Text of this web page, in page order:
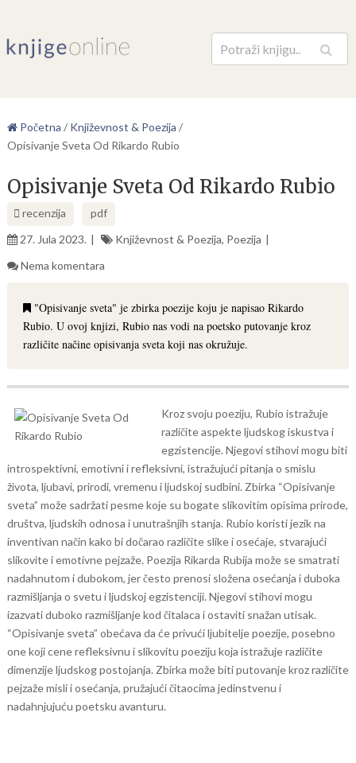
Pretraga
Početna / Književnost & Poezija /
Opisivanje Sveta Od Rikardo Rubio
Opisivanje Sveta Od Rikardo Rubio
recenzija
pdf
27. Jula 2023.
Književnost & Poezija, Poezija
Nema komentara
"Opisivanje sveta" je zbirka poezije koju je napisao Rikardo
Rubio. U ovoj knjizi, Rubio nas vodi na poetsko putovanje kroz
različite načine opisivanja sveta koji nas okružuje.
Kroz svoju poeziju, Rubio istražuje
različite aspekte ljudskog iskustva i
egzistencije. Njegovi stihovi mogu biti
introspektivni, emotivni i refleksivni, istražujući pitanja o smislu
života, ljubavi, prirodi, vremenu i ljudskoj sudbini. Zbirka “Opisivanje
sveta” može sadržati pesme koje su bogate slikovitim opisima prirode,
društva, ljudskih odnosa i unutrašnjih stanja. Rubio koristi jezik na
inventivan način kako bi dočarao različite slike i osećaje, stvarajući
slikovite i emotivne pejzaže. Poezija Rikarda Rubija može se smatrati
nadahnutom i dubokom, jer često prenosi složena osećanja i duboka
razmišljanja o svetu i ljudskoj egzistenciji. Njegovi stihovi mogu
izazvati duboko razmišljanje kod čitalaca i ostaviti snažan utisak.
“Opisivanje sveta” obećava da će privući ljubitelje poezije, posebno
one koji cene refleksivnu i slikovitu poeziju koja istražuje različite
dimenzije ljudskog postojanja. Zbirka može biti putovanje kroz različite
pejzaže misli i osećanja, pružajući čitaocima jedinstvenu i
nadahnjujuću poetsku avanturu.